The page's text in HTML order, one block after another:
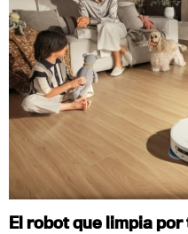
El robot que limpia por